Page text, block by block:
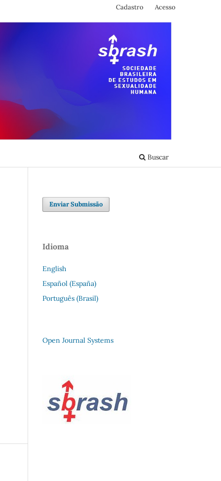
Buscar
Cadastro Acesso
Enviar Submissão
Idioma
English
Español (España)
Português (Brasil)
Open Journal Systems